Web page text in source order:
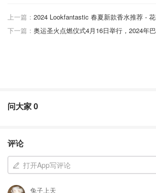
冲向家附近麦麦买了一盒！不得不说比利
如荼，英区却异常安静? 因为官网说5月7
麦麦官网也强势官宣，官网还推出了三丽
上一篇：
下一篇：
问大家0
评论
打开App写评论
兔子上天